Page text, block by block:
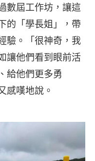
數屆工作坊，讓這
的「學長姐」，帶
驗。「很神奇，我
讓他們看到眼前活
給他們更多勇
感嘆地說。